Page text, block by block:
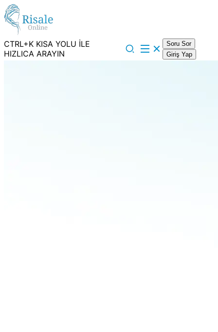
CTRL+K KISA YOLU İLE
HIZLICA ARAYIN
Soru Sor
Giriş Yap